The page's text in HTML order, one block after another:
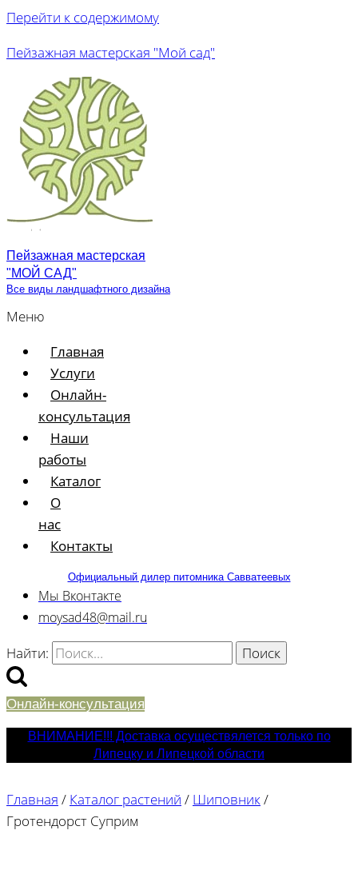
Перейти к содержимому
Пейзажная мастерская "Мой сад"
Пейзажная мастерская
"МОЙ САД"
Все виды ландшафтного дизайна
Меню
Главная
Услуги
Онлайн-
консультация
Наши
работы
Каталог
О
нас
Контакты
Официальный дилер питомника Савватеевых
Мы Вконтакте
moysad48@mail.ru
Найти:
Онлайн-консультация
ВНИМАНИЕ!!! Доставка осуществялется только по
Липецку и Липецкой области
Главная / Каталог растений / Шиповник/
Гротендорст Суприм